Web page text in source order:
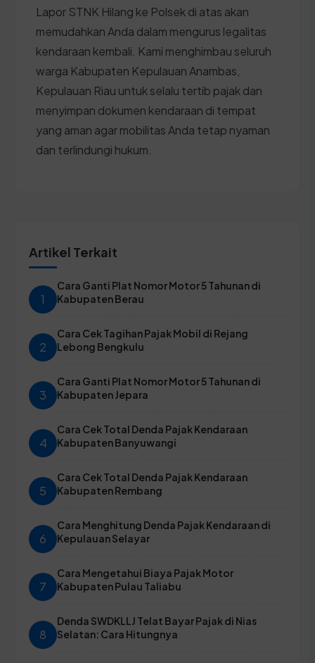
Lapor STNK Hilang ke Polsek di atas akan
memudahkan Anda dalam mengurus legalitas
kendaraan kembali. Kami menghimbau seluruh
warga Kabupaten Kepulauan Anambas,
Kepulauan Riau untuk selalu tertib pajak dan
menyimpan dokumen kendaraan di tempat
yang aman agar mobilitas Anda tetap nyaman
dan terlindungi hukum.
Artikel Terkait
1
Cara Ganti Plat Nomor Motor 5 Tahunan di
Kabupaten Berau
2
Cara Cek Tagihan Pajak Mobil di Rejang
Lebong Bengkulu
3
Cara Ganti Plat Nomor Motor 5 Tahunan di
Kabupaten Jepara
4
Cara Cek Total Denda Pajak Kendaraan
Kabupaten Banyuwangi
5
Cara Cek Total Denda Pajak Kendaraan
Kabupaten Rembang
6
Cara Menghitung Denda Pajak Kendaraan di
Kepulauan Selayar
7
Cara Mengetahui Biaya Pajak Motor
Kabupaten Pulau Taliabu
8
Denda SWDKLLJ Telat Bayar Pajak di Nias
Selatan: Cara Hitungnya